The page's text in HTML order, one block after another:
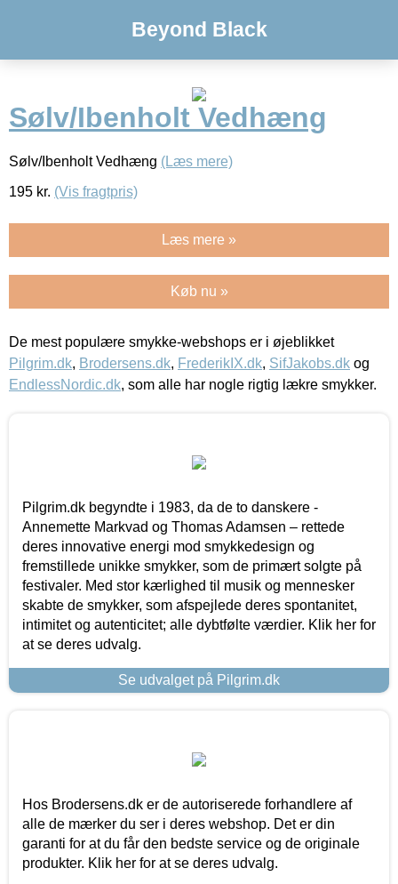
Beyond Black
Sølv/Ibenholt Vedhæng
Sølv/Ibenholt Vedhæng (Læs mere)
195 kr. (Vis fragtpris)
Læs mere »
Køb nu »
De mest populære smykke-webshops er i øjeblikket
Pilgrim.dk, Brodersens.dk, FrederikIX.dk, SifJakobs.dk og
EndlessNordic.dk, som alle har nogle rigtig lækre smykker.
Pilgrim.dk begyndte i 1983, da de to danskere -
Annemette Markvad og Thomas Adamsen – rettede
deres innovative energi mod smykkedesign og
fremstillede unikke smykker, som de primært solgte på
festivaler. Med stor kærlighed til musik og mennesker
skabte de smykker, som afspejlede deres spontanitet,
intimitet og autenticitet; alle dybtfølte værdier. Klik her for
at se deres udvalg.
Se udvalget på Pilgrim.dk
Hos Brodersens.dk er de autoriserede forhandlere af
alle de mærker du ser i deres webshop. Det er din
garanti for at du får den bedste service og de originale
produkter. Klik her for at se deres udvalg.